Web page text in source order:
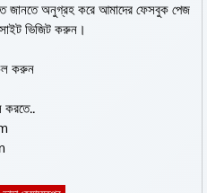
জানতে অনুগ্রহ করে আমাদের ফেসবুক পেজ
ভিজিট করুন।
করুন